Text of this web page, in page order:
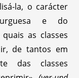
la, o carácter
e do
as classes
de tantos em
das classes